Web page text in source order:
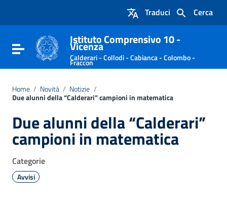
Vai al footer
Cerca
Traduci
Attiva / disattiva la navigazione
Istituto Comprensivo 10 -
Vicenza
Calderari - Collodi - Cabianca - Colombo -
Fraccon
Home / Novità / Notizie /
Due alunni della “Calderari” campioni in matematica
Due alunni della “Calderari”
campioni in matematica
Categorie
Avvisi